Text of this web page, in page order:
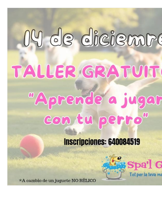
Ètica i Integritat
Retiment de Comptes
Accés a Informació Pública
Dades Obertes
Catàleg de Serveis i Tràmits
Entitats
Equipaments
Mercats Municipals
Webs Municipals